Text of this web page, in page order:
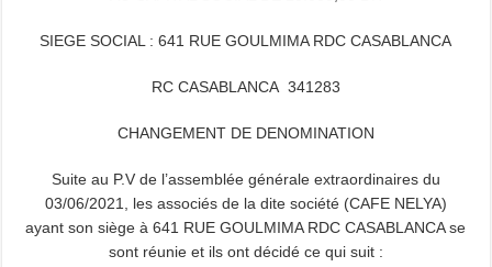
SIEGE SOCIAL : 641 RUE GOULMIMA RDC CASABLANCA
RC CASABLANCA 341283
CHANGEMENT DE DENOMINATION
Suite au P.V de l’assemblée générale extraordinaires du
03/06/2021, les associés de la dite société (CAFE NELYA)
ayant son siège à 641 RUE GOULMIMA RDC CASABLANCA se
sont réunie et ils ont décidé ce qui suit :